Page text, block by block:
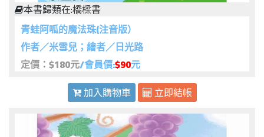
本書歸類在:橋樑書
青蛙阿呱的魔法珠(注音版）
作者／米雪兒；繪者／日光路
定價：$180元/會員價:$90元
加入購物車
立即結帳